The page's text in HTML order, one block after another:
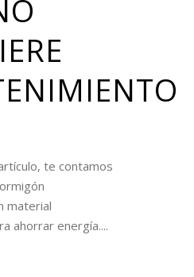
te contamos
material
ahorrar energía....